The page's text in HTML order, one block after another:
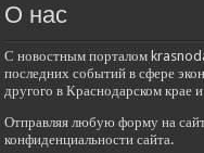
О нас
С новостным порталом
последних событий в сфере
другого в Краснодарском крае
Отправляя любую форму на
конфиденциальности сайта.